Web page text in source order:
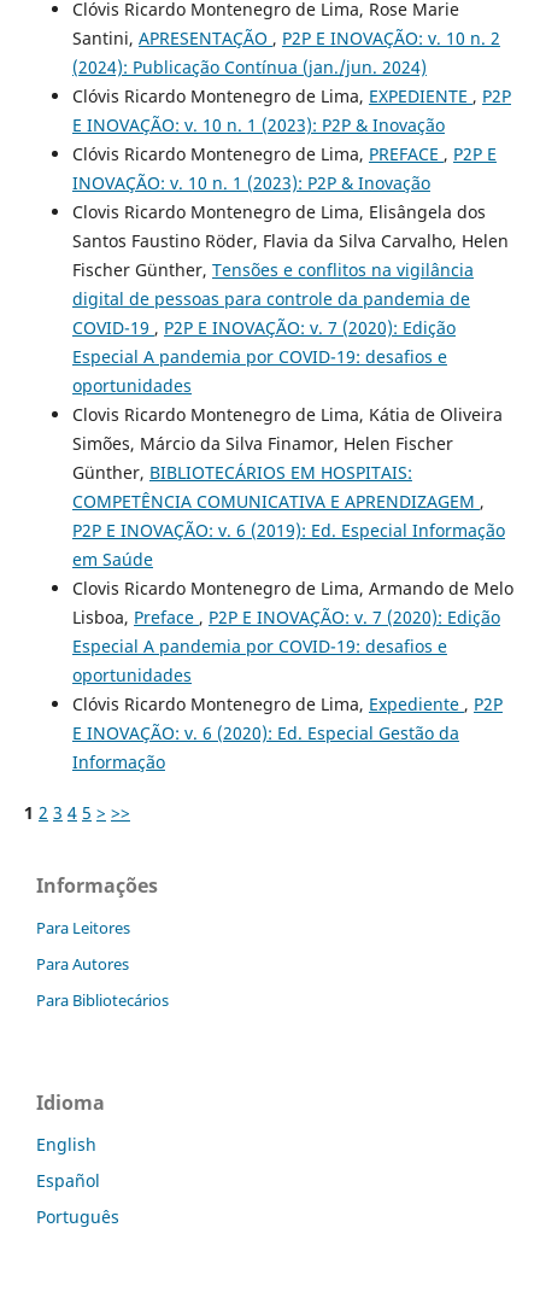
Clóvis Ricardo Montenegro de Lima, Rose Marie
Santini, APRESENTAÇÃO , P2P E INOVAÇÃO: v. 10 n. 2
(2024): Publicação Contínua (jan./jun. 2024)
Clóvis Ricardo Montenegro de Lima, EXPEDIENTE , P2P
E INOVAÇÃO: v. 10 n. 1 (2023): P2P & Inovação
Clóvis Ricardo Montenegro de Lima, PREFACE , P2P E
INOVAÇÃO: v. 10 n. 1 (2023): P2P & Inovação
Clovis Ricardo Montenegro de Lima, Elisângela dos
Santos Faustino Röder, Flavia da Silva Carvalho, Helen
Fischer Günther, Tensões e conflitos na vigilância
digital de pessoas para controle da pandemia de
COVID-19 , P2P E INOVAÇÃO: v. 7 (2020): Edição
Especial A pandemia por COVID-19: desafios e
oportunidades
Clovis Ricardo Montenegro de Lima, Kátia de Oliveira
Simões, Márcio da Silva Finamor, Helen Fischer
Günther, BIBLIOTECÁRIOS EM HOSPITAIS:
COMPETÊNCIA COMUNICATIVA E APRENDIZAGEM ,
P2P E INOVAÇÃO: v. 6 (2019): Ed. Especial Informação
em Saúde
Clovis Ricardo Montenegro de Lima, Armando de Melo
Lisboa, Preface , P2P E INOVAÇÃO: v. 7 (2020): Edição
Especial A pandemia por COVID-19: desafios e
oportunidades
Clóvis Ricardo Montenegro de Lima, Expediente , P2P
E INOVAÇÃO: v. 6 (2020): Ed. Especial Gestão da
Informação
1 2 3 4 5 > >>
Informações
Para Leitores
Para Autores
Para Bibliotecários
Idioma
English
Español
Português